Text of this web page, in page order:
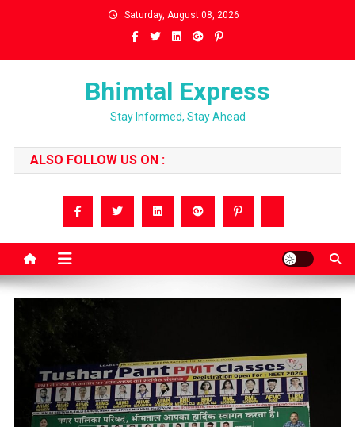
Saturday, August 08, 2026
Bhimtal Express
Stay Informed, Stay Ahead
ALSO FOLLOW US ON :